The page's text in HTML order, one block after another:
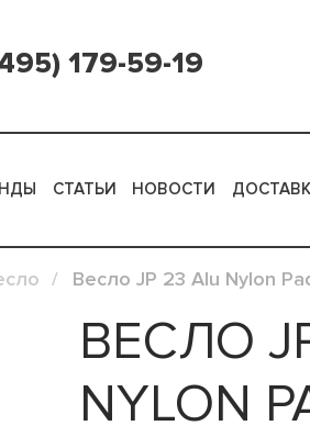
179-59-19
СТАТЬИ НОВОСТИ
Весло JP 23 Alu Nylon
ВЕСЛО
NYLON